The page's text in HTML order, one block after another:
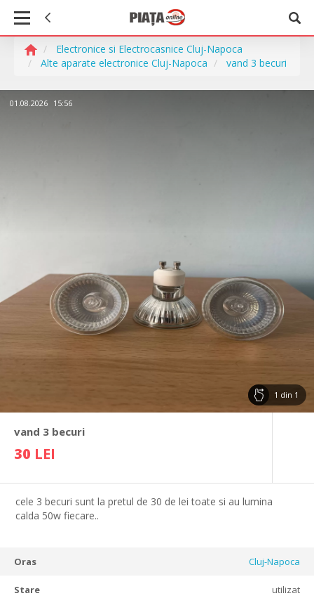
Electronice si Electrocasnice Cluj-Napoca
Alte aparate electronice Cluj-Napoca
vand 3 becuri
01.08.2026 15:56
1 din 1
vand 3 becuri
30 LEI
cele 3 becuri sunt la pretul de 30 de lei toate si au lumina
calda 50w fiecare..
Oras Cluj-Napoca
Stare utilizat